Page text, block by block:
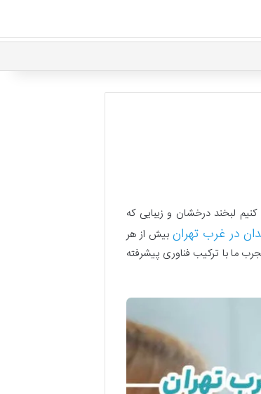
لبخند درخشان و زیبایی که
در غرب تهران بیش از هر
ما با ترکیب فناوری پیشرفته